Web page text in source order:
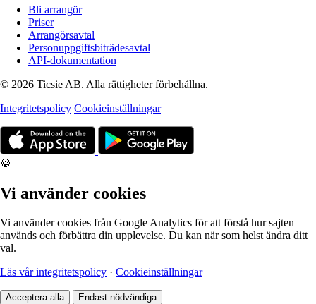
Bli arrangör
Priser
Arrangörsavtal
Personuppgiftsbiträdesavtal
API-dokumentation
© 2026 Ticsie AB. Alla rättigheter förbehållna.
Integritetspolicy Cookieinställningar
🍪
Vi använder cookies
Vi använder cookies från Google Analytics för att förstå hur sajten
används och förbättra din upplevelse. Du kan när som helst ändra ditt
val.
Läs vår integritetspolicy · Cookieinställningar
Acceptera alla Endast nödvändiga